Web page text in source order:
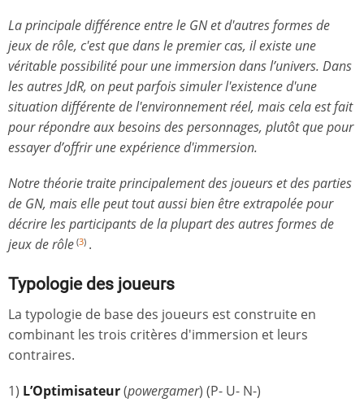
La principale différence entre le GN et d'autres formes de
jeux de rôle, c'est que dans le premier cas, il existe une
véritable possibilité pour une immersion dans l’univers. Dans
les autres JdR, on peut parfois simuler l'existence d'une
situation différente de l'environnement réel, mais cela est fait
pour répondre aux besoins des personnages, plutôt que pour
essayer d’offrir une expérience d'immersion.
Notre théorie traite principalement des joueurs et des parties
de GN, mais elle peut tout aussi bien être extrapolée pour
décrire les participants de la plupart des autres formes de
jeux de rôle (3) .
Typologie des joueurs
La typologie de base des joueurs est construite en
combinant les trois critères d'immersion et leurs
contraires.
1) L’Optimisateur(powergamer) (P- U- N-)